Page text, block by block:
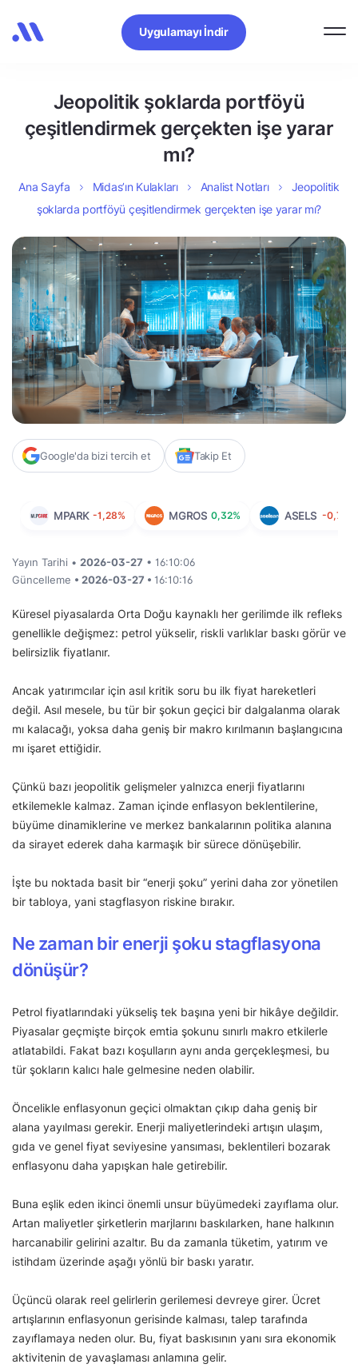
Uygulamayı İndir
Jeopolitik şoklarda portföyü
çeşitlendirmek gerçekten işe yarar
mı?
Ana Sayfa Midas’ın Kulakları Analist Notları
Jeopolitik
şoklarda portföyü çeşitlendirmek gerçekten işe yarar mı?
Google'da bizi tercih et Takip Et
MPARK -1,28% MGROS 0,32% ASELS -0,72%
Yayın Tarihi • 2026-03-27 • 16:10:06
Güncelleme • 2026-03-27 • 16:10:16
Küresel piyasalarda Orta Doğu kaynaklı her gerilimde ilk refleks
genellikle değişmez: petrol yükselir, riskli varlıklar baskı görür ve
belirsizlik fiyatlanır.
Ancak yatırımcılar için asıl kritik soru bu ilk fiyat hareketleri
değil. Asıl mesele, bu tür bir şokun geçici bir dalgalanma olarak
mı kalacağı, yoksa daha geniş bir makro kırılmanın başlangıcına
mı işaret ettiğidir.
Çünkü bazı jeopolitik gelişmeler yalnızca enerji fiyatlarını
etkilemekle kalmaz. Zaman içinde enflasyon beklentilerine,
büyüme dinamiklerine ve merkez bankalarının politika alanına
da sirayet ederek daha karmaşık bir sürece dönüşebilir.
İşte bu noktada basit bir “enerji şoku” yerini daha zor yönetilen
bir tabloya, yani stagflasyon riskine bırakır.
Ne zaman bir enerji şoku stagflasyona
dönüşür?
Petrol fiyatlarındaki yükseliş tek başına yeni bir hikâye değildir.
Piyasalar geçmişte birçok emtia şokunu sınırlı makro etkilerle
atlatabildi. Fakat bazı koşulların aynı anda gerçekleşmesi, bu
tür şokların kalıcı hale gelmesine neden olabilir.
Öncelikle enflasyonun geçici olmaktan çıkıp daha geniş bir
alana yayılması gerekir. Enerji maliyetlerindeki artışın ulaşım,
gıda ve genel fiyat seviyesine yansıması, beklentileri bozarak
enflasyonu daha yapışkan hale getirebilir.
Buna eşlik eden ikinci önemli unsur büyümedeki zayıflama olur.
Artan maliyetler şirketlerin marjlarını baskılarken, hane halkının
harcanabilir gelirini azaltır. Bu da zamanla tüketim, yatırım ve
istihdam üzerinde aşağı yönlü bir baskı yaratır.
Üçüncü olarak reel gelirlerin gerilemesi devreye girer. Ücret
artışlarının enflasyonun gerisinde kalması, talep tarafında
zayıflamaya neden olur. Bu, fiyat baskısının yanı sıra ekonomik
aktivitenin de yavaşlaması anlamına gelir.